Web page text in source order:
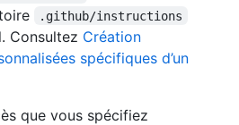
.github/instructions
Consultez Création
spécifiques d’un
que vous spécifiez